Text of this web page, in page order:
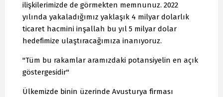
ilişkilerimizde de görmekten memnunuz. 2022
yılında yakaladığımız yaklaşık 4 milyar dolarlık
ticaret hacmini inşallah bu yıl 5 milyar dolar
hedefimize ulaştıracağımıza inanıyoruz.
"Tüm bu rakamlar aramızdaki potansiyelin en açık
göstergesidir"
Ülkemizde binin üzerinde Avusturya firması